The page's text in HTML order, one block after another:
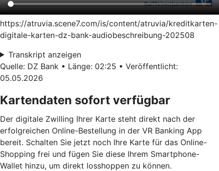
https://atruvia.scene7.com/is/content/atruvia/kreditkarten-
digitale-karten-dz-bank-audiobeschreibung-202508
Transkript anzeigen
Quelle: DZ Bank • Länge: 02:25 • Veröffentlicht:
05.05.2026
Kartendaten sofort verfügbar
Der digitale Zwilling Ihrer Karte steht direkt nach der
erfolgreichen Online-Bestellung in der VR Banking App
bereit. Schalten Sie jetzt noch Ihre Karte für das Online-
Shopping frei und fügen Sie diese Ihrem Smartphone-
Wallet hinzu, um direkt losshoppen zu können.